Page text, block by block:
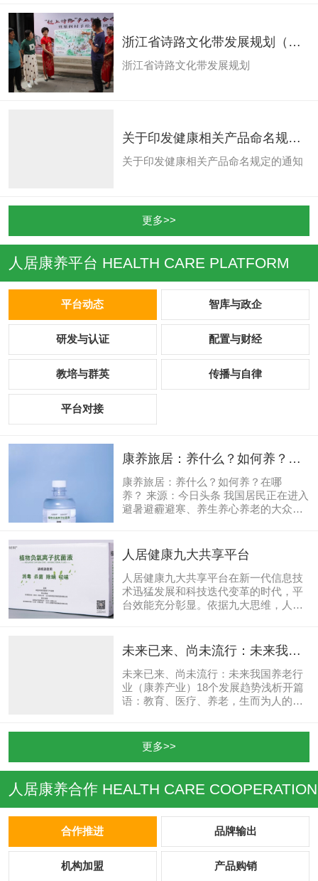
间共同发布了重磅行业报告：《2019产
业互联网智慧文旅研究报告》，报告首
次全面阐述了产业互联网时代智慧文旅
命正在推动世界经济进入智能经济周
期。在物质世界、数字世界...
浙江省诗路文化带发展规划（完
整版）
浙江省诗路文化带发展规划
关于印发健康相关产品命名规定
的通知
关于印发健康相关产品命名规定的通知
更多>>
人居康养平台 HEALTH CARE PLATFORM
平台动态 智库与政企
研发与认证 配置与财经
教培与群英 传播与自律
平台对接
康养旅居：养什么？如何养？在
哪养？
康养旅居：养什么？如何养？在哪
养？ 来源：今日头条 我国居民正在进入
避暑避霾避寒、养生养心养老的大众旅
方式，旅游度假逐渐成为休闲生活主
流。一、康养的概念什么是康养？目前
还没有一个明确且被广泛接受的界定。
以下从学术界、产业界、行为学和生命
学四个角度来说明。二、康养的分类概
态总和。然而，根据消费群体、市场需
求、关联产业、资源差异和地形地貌的
不同，又可以衍生出不同的康...
人居健康九大共享平台
人居健康九大共享平台在新一代信息技
术迅猛发展和科技迭代变革的时代，平
台效能充分彰显。依据九大思维，人居
从智库、统筹、研发、认证、配置、财
金、群英、传播、自律九大平台重构发
展体系。一、理论创造，思想输出——
构建“智库平台”，从意识根源真切理
解“人居康养”及生命材料（光氧水
命医学（自然本疗）“医养”、生命智慧
（文韵科创）“心养”5大集群。充分发挥
未来已来、尚未流行：未来我国
养老行业（康养产业）18个发展
趋势浅析
未来已来、尚未流行：未来我国养老行
业（康养产业）18个发展趋势浅析开篇
语：教育、医疗、养老，生而为人的三
国“养老元年”以来，“养老”好像一下子被
时代浪潮推成了一个万众瞩目的朝阳产
业。养老行业、养老事业、养老企业、
养老产业、老龄产业、医养产业、康养
产业，各路资本蜂拥不亦热乎。笔者莫
名还是更喜欢养老行业多一点，但是更
社会化五年以来，动人的传说、感人的
故事、鼓舞人心的梦想不时萦绕在眼
前，出现在身边。未来养...
更多>>
人居康养合作 HEALTH CARE COOPERATION
合作推进 品牌输出
机构加盟 产品购销